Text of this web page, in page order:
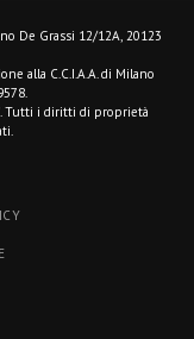
De Grassi 12/12A, 20123
alla C.C.I.A.A. di Milano
Tutti i diritti di proprietà